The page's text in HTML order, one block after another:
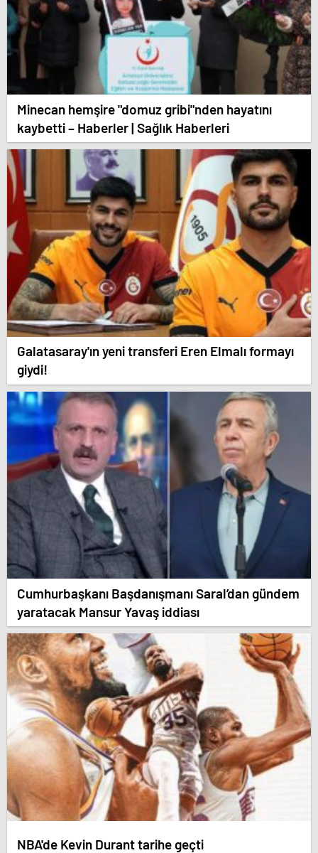
Minecan hemşire "domuz gribi"nden hayatını
kaybetti – Haberler | Sağlık Haberleri
Galatasaray'ın yeni transferi Eren Elmalı formayı
giydi!
Cumhurbaşkanı Başdanışmanı Saral’dan gündem
yaratacak Mansur Yavaş iddiası
NBA'de Kevin Durant tarihe geçti